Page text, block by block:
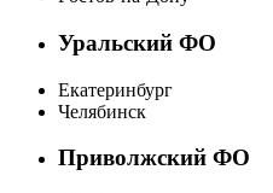
Уральский ФО
Екатеринбург
Челябинск
Приволжский ФО